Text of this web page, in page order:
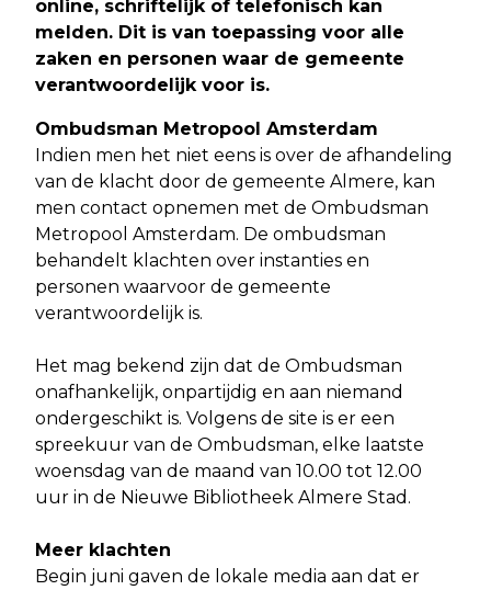
online, schriftelijk of telefonisch kan
melden. Dit is van toepassing voor alle
zaken en personen waar de gemeente
verantwoordelijk voor is.
Ombudsman Metropool Amsterdam
Indien men het niet eens is over de afhandeling
van de klacht door de gemeente Almere, kan
men contact opnemen met de Ombudsman
Metropool Amsterdam. De ombudsman
behandelt klachten over instanties en
personen waarvoor de gemeente
verantwoordelijk is.
Het mag bekend zijn dat de Ombudsman
onafhankelijk, onpartijdig en aan niemand
ondergeschikt is. Volgens de site is er een
spreekuur van de Ombudsman, elke laatste
woensdag van de maand van 10.00 tot 12.00
uur in de Nieuwe Bibliotheek Almere Stad.
Meer klachten
Begin juni gaven de lokale media aan dat er